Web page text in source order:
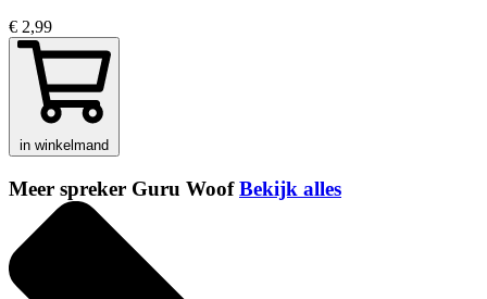
€ 2,99
in winkelmand
Meer spreker Guru WoofBekijk alles